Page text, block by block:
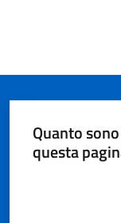
Quanto
questa